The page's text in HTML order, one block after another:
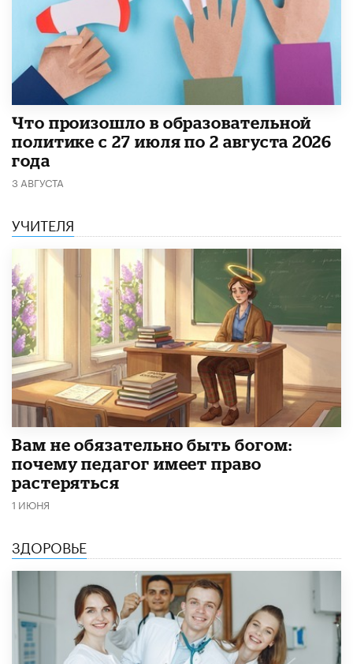
​Что произошло в образовательной
политике с 27 июля по 2 августа 2026
года
3 АВГУСТА
УЧИТЕЛЯ
​Вам не обязательно быть богом:
почему педагог имеет право
растеряться
1 ИЮНЯ
ЗДОРОВЬЕ